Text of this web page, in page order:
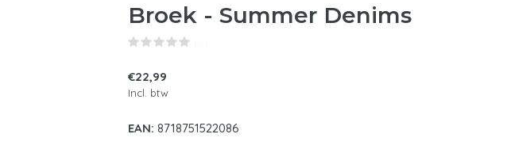
Broek - Summer Denims
€22,99
Incl. btw
EAN: 8718751522086